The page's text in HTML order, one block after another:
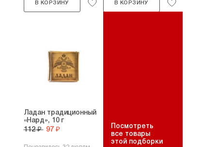
В КОРЗИНУ В КОРЗИНУ
Ладан традиционный
«Нард», 10 г
112 ₽ 97 ₽
Посмотреть
все товары
этой подборки